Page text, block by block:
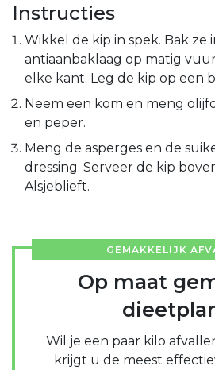
Instructies
Wikkel de kip in spek. Bak ze
antiaanbaklaag op matig
elke kant. Leg de kip op een
Neem een kom en meng
en peper.
Meng de asperges en de
dressing. Serveer de kip
Alsjeblieft.
GEMAKKELIJK
Op maat
Wil je een paar kilo
krijgt u de meest